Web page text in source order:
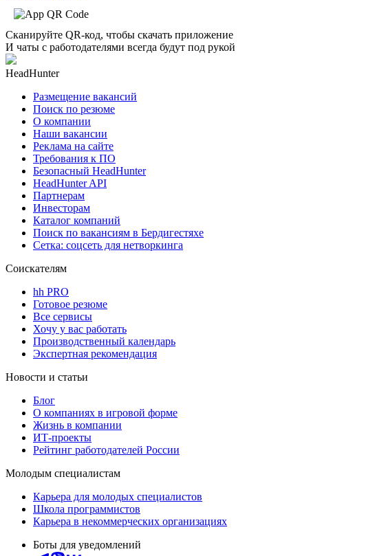
Сканируйте QR-код, чтобы скачать приложение
И чаты с работодателями всегда будут под рукой
HeadHunter
Размещение вакансий
Поиск по резюме
О компании
Наши вакансии
Реклама на сайте
Требования к ПО
Безопасный HeadHunter
HeadHunter API
Партнерам
Инвесторам
Каталог компаний
Поиск по вакансиям в Бердигестяхе
Сетка: соцсеть для нетворкинга
Соискателям
hh PRO
Готовое резюме
Все сервисы
Хочу у вас работать
Производственный календарь
Экспертная рекомендация
Новости и статьи
Блог
О компаниях в игровой форме
Жизнь в компании
ИТ-проекты
Рейтинг работодателей России
Молодым специалистам
Карьера для молодых специалистов
Школа программистов
Карьера в некоммерческих организациях
Боты для уведомлений